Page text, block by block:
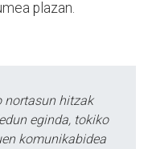
plazan.
nortasun hitzak
eginda, tokiko
komunikabidea